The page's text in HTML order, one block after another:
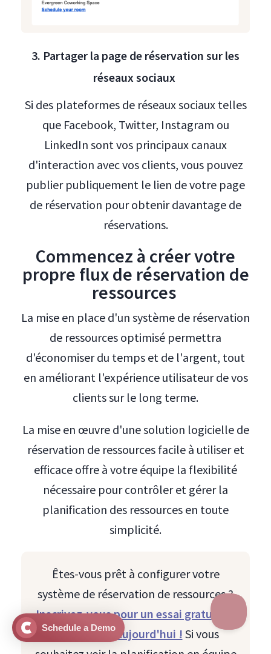
3. Partager la page de réservation sur les
réseaux sociaux
Si des plateformes de réseaux sociaux telles
que Facebook, Twitter, Instagram ou
LinkedIn sont vos principaux canaux
d'interaction avec vos clients, vous pouvez
publier publiquement le lien de votre page
de réservation pour obtenir davantage de
réservations.
Commencez à créer votre
propre flux de réservation de
ressources
La mise en place d'un système de réservation
de ressources optimisé permettra
d'économiser du temps et de l'argent, tout
en améliorant l'expérience utilisateur de vos
clients sur le long terme.
La mise en œuvre d'une solution logicielle de
réservation de ressources facile à utiliser et
efficace offre à votre équipe la flexibilité
nécessaire pour contrôler et gérer la
planification des ressources en toute
simplicité.
Êtes-vous prêt à configurer votre
système de réservation de ressources ?
Inscrivez-vous pour un essai gratuit de
10 jours dès aujourd'hui ! Si vous
Schedule a Demo